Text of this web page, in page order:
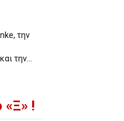
την
την...
!